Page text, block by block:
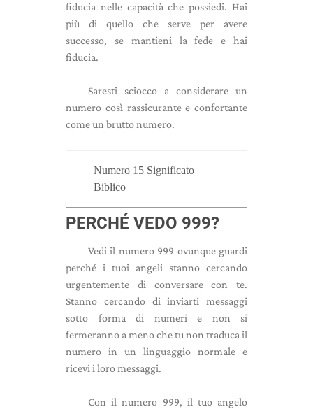
fiducia nelle capacità che possiedi. Hai
più di quello che serve per avere
successo, se mantieni la fede e hai
fiducia.
Saresti sciocco a considerare un
numero così rassicurante e confortante
come un brutto numero.
Numero 15 Significato
Biblico
PERCHÉ VEDO 999?
Vedi il numero 999 ovunque guardi
perché i tuoi angeli stanno cercando
urgentemente di conversare con te.
Stanno cercando di inviarti messaggi
sotto forma di numeri e non si
fermeranno a meno che tu non traduca il
numero in un linguaggio normale e
ricevi i loro messaggi.
Con il numero 999, il tuo angelo